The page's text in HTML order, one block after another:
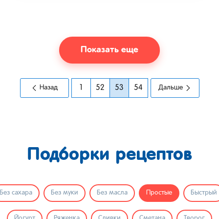
Показать еще
Назад 1 52 53 54 Дальше
Подборки рецептов
Без сахара Без муки Без масла Простые Быстрый